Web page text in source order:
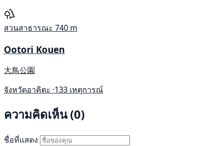
สวนสาธารณะ 740 m
Ootori Kouen
大鳥公園
จังหวัดอาคิตะ ·133 เหตุการณ์
ความคิดเห็น (0)
ชื่อที่แสดง